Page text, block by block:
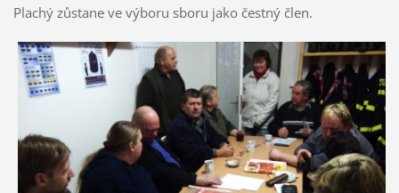
Plachý zůstane ve výboru sboru jako čestný člen.